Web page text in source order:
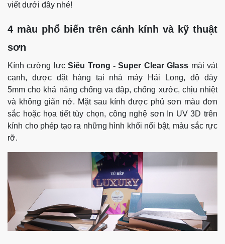
viết dưới đây nhé!
4 màu phổ biến trên cánh kính và kỹ thuật
sơn
Kính cường lựcSiêu Trong - Super Clear Glass mài vát
cạnh, được đặt hàng tại nhà máy Hải Long, độ dày
5mm cho khả năng chống va đập, chống xước, chịu nhiệt
và không giãn nở. Mặt sau kính được phủ sơn màu đơn
sắc hoặc họa tiết tùy chọn, công nghệ sơn In UV 3D trên
kính cho phép tạo ra những hình khối nổi bật, màu sắc rực
rỡ.